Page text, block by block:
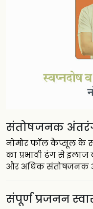
संतोषजनक
नोमोर फॉल कैप्सूल के
का प्रभावी ढंग से
और अधिक संतोषजनक
संपूर्ण प्रजनन